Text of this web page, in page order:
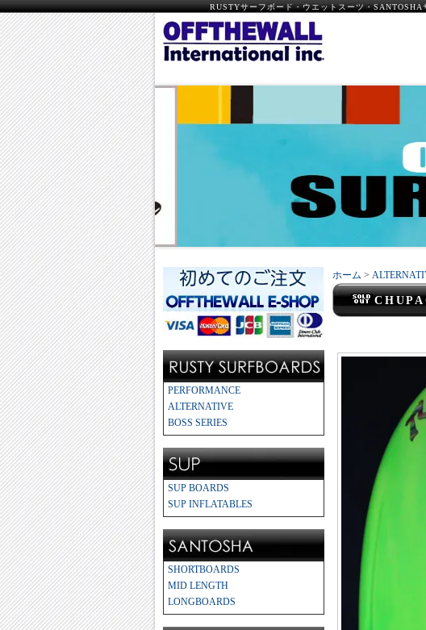
RUSTYサーフボード・ウエットスーツ・
PERFORMANCE
ALTERNATIVE
BOSS SERIES
SUP BOARDS
SUP INFLATABLES
SHORTBOARDS
MID LENGTH
LONGBOARDS
ホーム >